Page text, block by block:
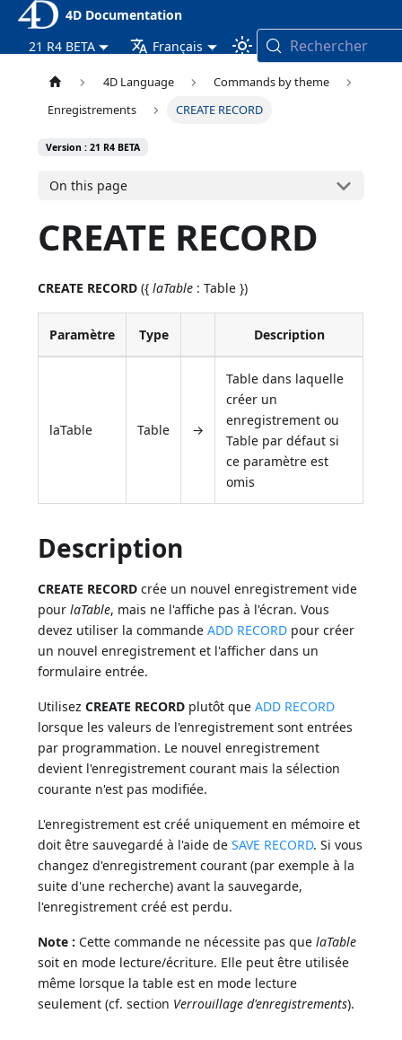
4D Documentation
21 R4 BETA
Français Rechercher
4D Language
Commands by theme
Enregistrements
CREATE RECORD
Version : 21 R4 BETA
On this page
CREATE RECORD
CREATE RECORD ({laTable : Table })
Paramètre Type Description
laTable Table →
Table dans laquelle
créer un
enregistrement ou
Table par défaut si
ce paramètre est
omis
Description
CREATE RECORD crée un nouvel enregistrement vide
pourlaTable, mais ne l'affiche pas à l'écran. Vous
devez utiliser la commandeADD RECORD pour créer
un nouvel enregistrement et l'afficher dans un
formulaire entrée.
UtilisezCREATE RECORD plutôt queADD RECORD
lorsque les valeurs de l'enregistrement sont entrées
par programmation. Le nouvel enregistrement
devient l'enregistrement courant mais la sélection
courante n'est pas modifiée.
L'enregistrement est créé uniquement en mémoire et
doit être sauvegardé à l'aide deSAVE RECORD. Si vous
changez d'enregistrement courant (par exemple à la
suite d'une recherche) avant la sauvegarde,
l'enregistrement créé est perdu.
Note : Cette commande ne nécessite pas quelaTable
soit en mode lecture/écriture. Elle peut être utilisée
même lorsque la table est en mode lecture
seulement (cf. section Verrouillage d'enregistrements).